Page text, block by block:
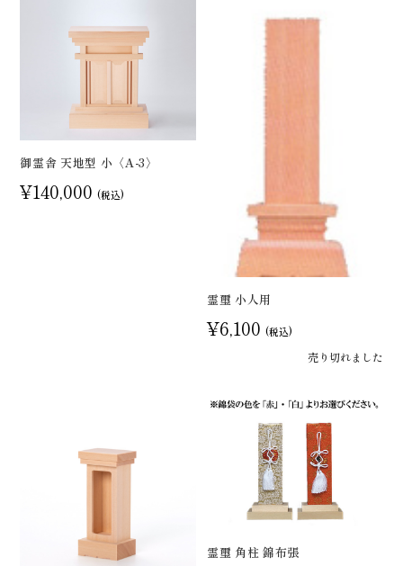
御霊舎 天地型 小〈A-3〉
¥140,000 (税込)
霊璽 小人用
¥6,100 (税込)
売り切れました
霊璽 角柱 錦布張